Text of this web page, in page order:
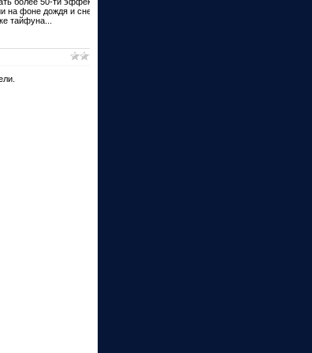
на фоне дождя и снега, в
тайфуна...